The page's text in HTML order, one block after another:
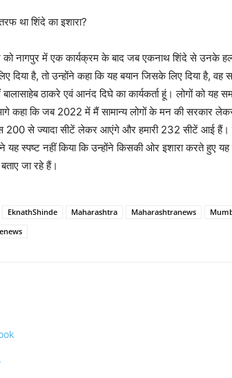
था शिंदे का इशारा?
को नागपुर में एक कार्यक्रम के बाद जब एकनाथ शिंदे से उनके
दिया है, तो उन्होंने कहा कि यह बयान जिसके लिए दिया है,
ठाकरे एवं आनंद दिघे का कार्यकर्ता हूं। लोगों को यह
कहा कि जब 2022 में मैं सामान्य लोगों के मन की सरकार
200 से ज्यादा सीटें लेकर आएंगे और हमारी 232 सीटें आई हैं।
यह स्पष्ट नहीं किया कि उन्होंने किसकी ओर इशारा करते हुए
जा रहे हैं।
EknathShinde Maharashtra Maharashtranews